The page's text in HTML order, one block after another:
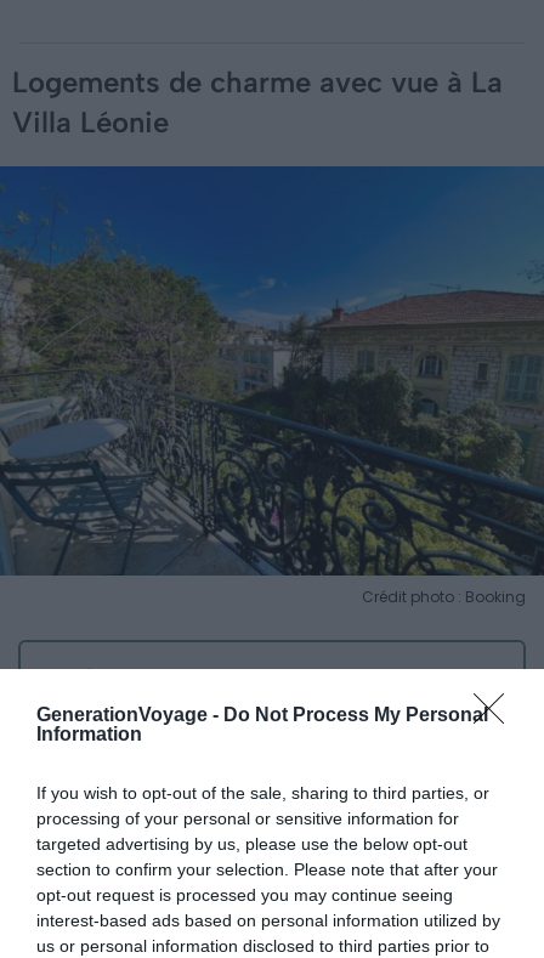
GenerationVoyage - Do Not Process My Personal
Information
If you wish to opt-out of the sale, sharing to third parties, or
processing of your personal or sensitive information for
targeted advertising by us, please use the below opt-out
section to confirm your selection. Please note that after your
opt-out request is processed you may continue seeing
interest-based ads based on personal information utilized by
us or personal information disclosed to third parties prior to
Logements de charme avec vue à La
Villa Léonie
Crédit photo : Booking
📍Lieu :Voir sur la carte
💶Gamme :Confort
💙On aime :
Sa décoration de charmeinspirée de la fin du XIXe siècle
vous accueille dans une ambiance élégante et raffinée.
Cet hôtel bénéficie d’un emplacement particulièrement
privilégié, à deux pas de la vieille ville, du port et de la
plage.